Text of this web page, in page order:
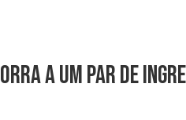
a um par de